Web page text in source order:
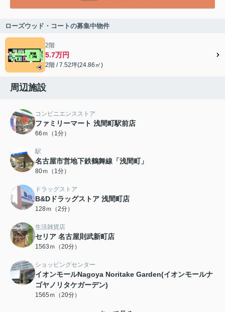
ローズウッド・コートの募集中物件
2階
5.7万円
2階 / 7.52坪(24.86㎡)
周辺施設
コンビニエンスストア
ファミリーマート 浅間町駅前店
66ｍ（1分）
駅
名古屋市営地下鉄鶴舞線「浅間町」
80ｍ（1分）
ドラッグストア
B&Dドラッグストア 浅間町店
128ｍ（2分）
生活雑貨店
セリア 名古屋則武新町店
1563ｍ（20分）
ショッピングセンター
イオンモールNagoya Noritake Garden(イオンモールナ
ゴヤノリタケガーデン)
1565ｍ（20分）